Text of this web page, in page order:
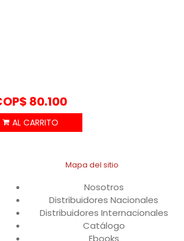
80.100
Mapa del sitio
Nosotros
Distribuidores Nacionales
Distribuidores Internacionales
Catálogo
Ebooks